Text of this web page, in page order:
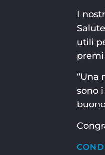
I
utili
premi
“Una
sono